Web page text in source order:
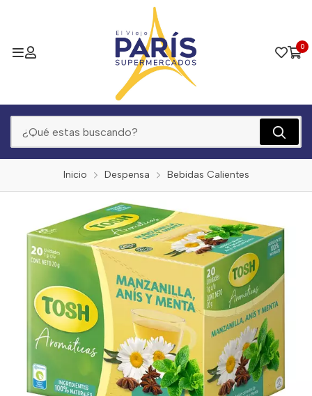
0
Inicio Despensa Bebidas Calientes